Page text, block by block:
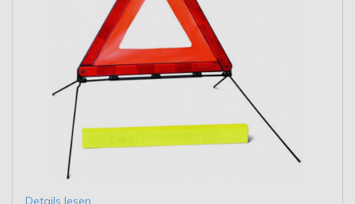
Details lesen